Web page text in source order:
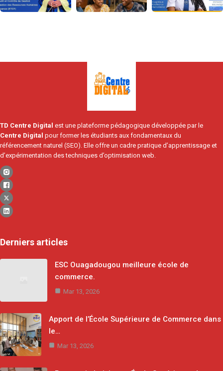
TD Centre Digital est une plateforme pédagogique développée par le
Centre Digital pour former les étudiants aux fondamentaux du
référencement naturel (SEO). Elle offre un cadre pratique d’apprentissage et
d’expérimentation des techniques d’optimisation web.
Derniers articles
ESC Ouagadougou meilleure école de
commerce.
Mar 13, 2026
Apport de l’École Supérieure de Commerce dans
le…
Mar 13, 2026